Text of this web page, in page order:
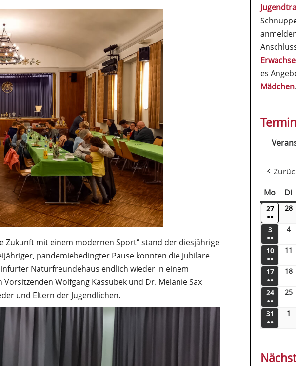
Zukunft mit einem modernen Sport“ stand der diesjährige
pandemiebedingter Pause konnten die Jubilare
Naturfreundehaus endlich wieder in einem
Wolfgang Kassubek und Dr. Melanie Sax
und Eltern der Jugendlichen.
es
Mädchen.
Mo
Di
27
●●
28
3
●●
4
10
●●
11
17
●●
18
24
●●
25
31
●●
1